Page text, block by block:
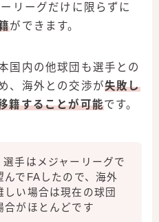
リーグだけに限らずに
ができます。
国内の他球団も選手との
、海外との交渉が失敗し
籍することが可能です。
選手はメジャーリーグで
んでFAしたので、海外
しい場合は現在の球団
合がほとんどです